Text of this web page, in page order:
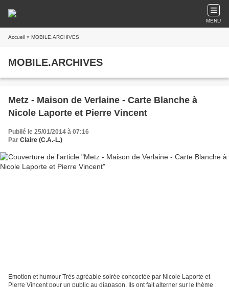
MENU
Accueil » MOBILE.ARCHIVES
MOBILE.ARCHIVES
Metz - Maison de Verlaine - Carte Blanche à
Nicole Laporte et Pierre Vincent
Publié le 25/01/2014 à 07:16
Par Claire (C.A.-L.)
Emotion et humour Très agréable soirée concoctée par Nicole Laporte et
Pierre Vincent pour un public au diapason. Ils ont fait alterner sur le thème